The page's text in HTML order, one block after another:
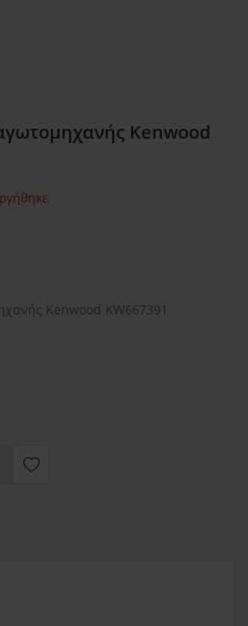
Kenwood
Kenwood KW667391